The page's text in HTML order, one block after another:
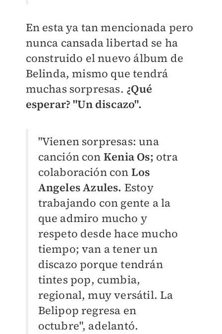
En esta ya tan mencionada pero
nunca cansada libertad se ha
construido el nuevo álbum de
Belinda, mismo que tendrá
muchas sorpresas. ¿Qué
esperar? "Un discazo".
"Vienen sorpresas: una
canción con Kenia Os; otra
colaboración con Los
Angeles Azules. Estoy
trabajando con gente a la
que admiro mucho y
respeto desde hace mucho
tiempo; van a tener un
discazo porque tendrán
tintes pop, cumbia,
regional, muy versátil. La
Belipop regresa en
octubre", adelantó.